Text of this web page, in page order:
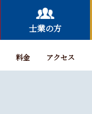
士業の方
料金 アクセス